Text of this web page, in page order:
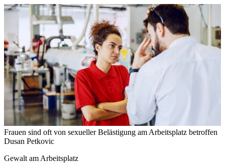
Frauen sind oft von sexueller Belästigung am Arbeitsplatz betroffen
Dusan Petkovic
Gewalt am Arbeitsplatz